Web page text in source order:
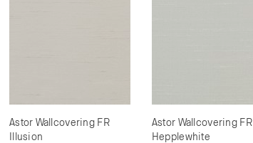
Astor Wallcovering FR
Illusion
Astor Wallcovering FR
Hepplewhite